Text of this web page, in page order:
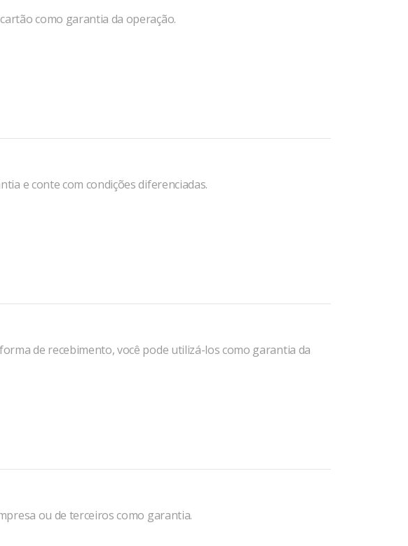
como garantia da operação.
e conte com condições diferenciadas.
de recebimento, você pode utilizá-los como garantia da
ou de terceiros como garantia.